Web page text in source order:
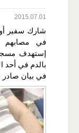
2015.07.01
شارك سفير
في مصابهم
إستهدف مسجد
بالدم في أحد
في بيان